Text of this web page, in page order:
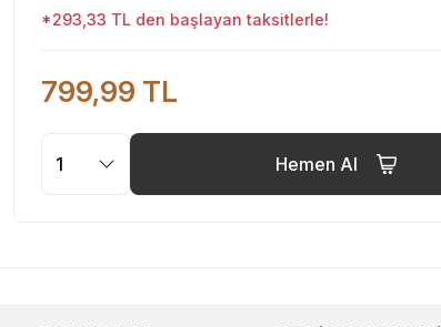
*293,33 TL den başlayan taksitlerle!
799,99 TL
Hemen Al